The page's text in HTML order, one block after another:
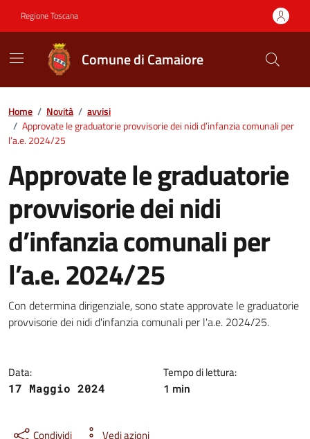
Regione Toscana
Comune di Camaiore
Contenuti in evidenza
Home / Novità / avvisi
/ Approvate le graduatorie provvisorie dei nidi d’infanzia comunali per
l’a.e. 2024/25
Approvate le graduatorie
provvisorie dei nidi
d’infanzia comunali per
l’a.e. 2024/25
Dettagli della notizia
Con determina dirigenziale, sono state approvate le graduatorie
provvisorie dei nidi d'infanzia comunali per l'a.e. 2024/25.
Data:
17 Maggio 2024
Tempo di lettura:
1 min
Condividi Vedi azioni